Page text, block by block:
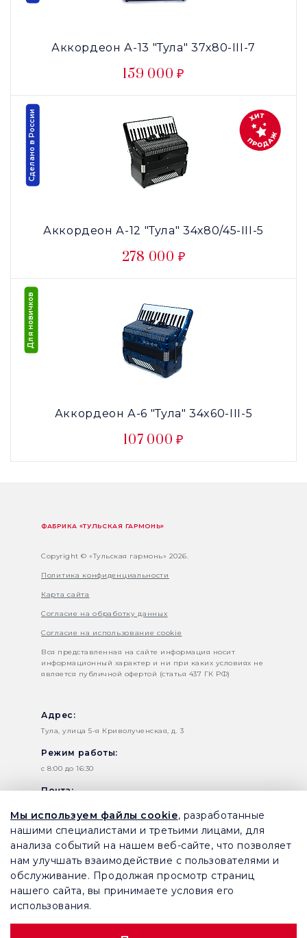
Аккордеон А-13 "Тула" 37х80-III-7
159 000 ₽
Аккордеон А-12 "Тула" 34х80/45-III-5
278 000 ₽
Сделано в России
Аккордеон А-6 "Тула" 34x60-III-5
107 000 ₽
Для новичков
ФАБРИКА «ТУЛЬСКАЯ ГАРМОНЬ»
Copyright © «Тульская гармонь» 2026.
Политика конфиденциальности
Карта сайта
Согласие на обработку данных
Согласие на использование cookie
Вся представленная на сайте информация носит
информационный характер и ни при каких условиях не
является публичной офертой (статья 437 ГК РФ)
Адрес:
Тула, улица 5-я Криволученская, д. 3
Режим работы:
c 8:00 до 16:30
Почта:
info@harmonica-tula.ru
Телефон:
+7 (495) 145-80-65
+7 (4872) 25 12 88 –
Приемная
Мы используем файлы cookie, разработанные
нашими специалистами и третьими лицами, для
анализа событий на нашем веб-сайте, что позволяет
нам улучшать взаимодействие с пользователями и
обслуживание. Продолжая просмотр страниц
нашего сайта, вы принимаете условия его
использования.